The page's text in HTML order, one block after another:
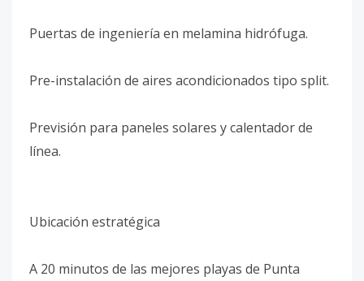
Puertas de ingeniería en melamina hidrófuga.
Pre-instalación de aires acondicionados tipo split.
Previsión para paneles solares y calentador de
línea.
Ubicación estratégica
A 20 minutos de las mejores playas de Punta